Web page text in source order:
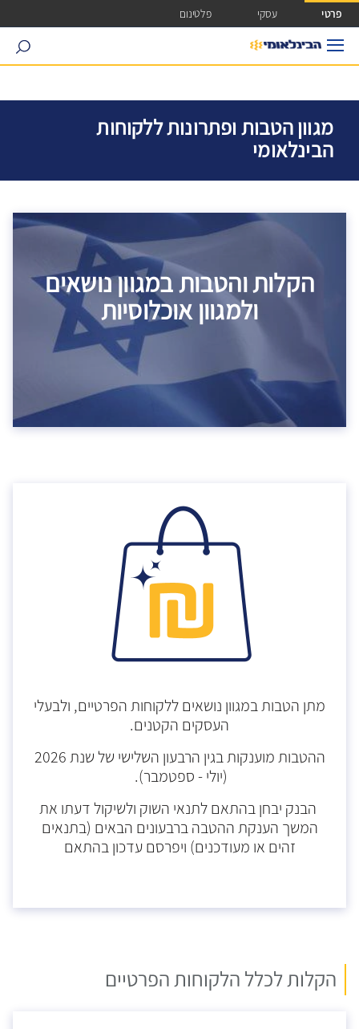
גישה ישירה לכפתור כניסה לחשבונך
פרטי עסקי פלטינום
search
מגוון הטבות ופתרונות ללקוחות
הבינלאומי
הקלות והטבות במגוון נושאים
ולמגוון אוכלוסיות
מתן הטבות במגוון נושאים ללקוחות הפרטיים, ולבעלי
העסקים הקטנים.
ההטבות מוענקות בגין הרבעון השלישי של שנת 2026
(יולי - ספטמבר).
הבנק יבחן בהתאם לתנאי השוק ולשיקול דעתו את
המשך הענקת ההטבה ברבעונים הבאים (בתנאים
זהים או מעודכנים) ויפרסם עדכון בהתאם
הקלות לכלל הלקוחות הפרטיים